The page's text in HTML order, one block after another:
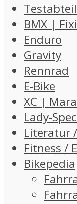
BMX |
Enduro
Gravity
Rennrad
E-Bike
XC |
Lady-
Literatur
Fitness /
Bikepedia